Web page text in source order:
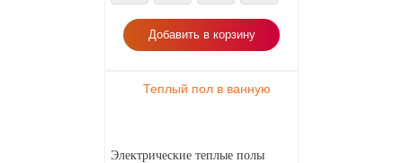
Добавить в корзину
Теплый пол в ванную
Электрические теплые полы